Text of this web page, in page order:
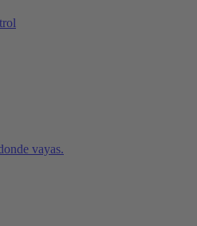
vayas.